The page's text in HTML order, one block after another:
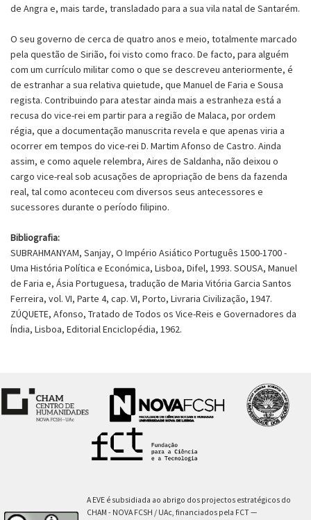
de Angra e, mais tarde, transladado para a sua vila natal de Santarém.
O seu governo de cerca de quatro anos e meio, totalmente marcado
pela questão de Sirião, foi visto como fraco. De facto, para alguém
com um currículo militar como o que se descreveu anteriormente, é
de estranhar a sua relativa quietude, que Manuel de Faria e Sousa
regista. Contribuindo para atestar ainda mais a estranheza está a
recusa do vice-rei em partir para a região de Malaca, por ordem
régia, que a documentação manuscrita revela e que apenas viria a
ocorrer em tempos do vice-rei D. Martim Afonso de Castro. Ainda
assim, e como aquele relembra, Aires de Saldanha, não deixou o
cargo vice-real sob acusações de apropriação de bens da fazenda
real, tal como aconteceu com diversos seus antecessores e
sucessores durante o período filipino.
Bibliografia:
SUBRAHMANYAM, Sanjay, O Império Asiático Português 1500-1700 -
Uma História Política e Económica, Lisboa, Difel, 1993. SOUSA, Manuel
de Faria e, Ásia Portuguesa, tradução de Maria Vitória Garcia Santos
Ferreira, vol. VI, Parte 4, cap. VI, Porto, Livraria Civilização, 1947.
ZÚQUETE, Afonso, Tratado de Todos os Vice-Reis e Governadores da
Índia, Lisboa, Editorial Enciclopédia, 1962.
A EVE é subsidiada ao abrigo dos projectos estratégicos do
CHAM - NOVA FCSH / UAc, financiados pela FCT —